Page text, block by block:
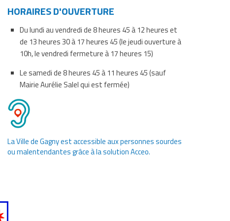
HORAIRES D'OUVERTURE
Du lundi au vendredi de 8 heures 45 à 12 heures et
de 13 heures 30 à 17 heures 45 (le jeudi ouverture à
10h, le vendredi fermeture à 17 heures 15)
Le samedi de 8 heures 45 à 11 heures 45 (sauf
Mairie Aurélie Salel qui est fermée)
La Ville de Gagny est accessible aux personnes sourdes
ou malentendantes grâce à la solution Acceo.